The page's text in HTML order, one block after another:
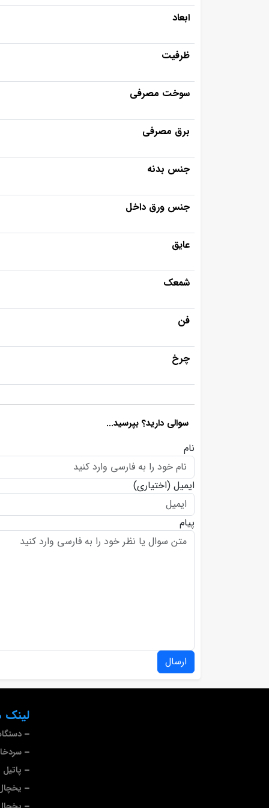
ابعاد
ظرفیت
سوخت مصرفی
برق مصرفی
جنس بدنه
جنس ورق داخل
عایق
شمعک
فن
چرخ
سوالی دارید؟ بپرسید...
نام
ایمیل (اختیاری)
پیام
ارسال
لینک